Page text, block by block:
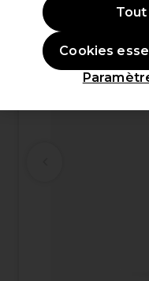
Cookies